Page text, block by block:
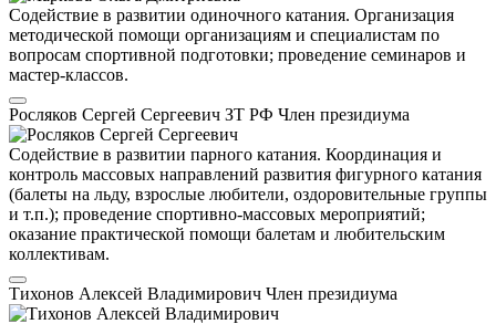
Содействие в развитии одиночного катания. Организация
методической помощи организациям и специалистам по
вопросам спортивной подготовки; проведение семинаров и
мастер-классов.
Росляков Сергей Сергеевич ЗТ РФ Член президиума
Содействие в развитии парного катания. Координация и
контроль массовых направлений развития фигурного катания
(балеты на льду, взрослые любители, оздоровительные группы
и т.п.); проведение спортивно-массовых мероприятий;
оказание практической помощи балетам и любительским
коллективам.
Тихонов Алексей Владимирович Член президиума